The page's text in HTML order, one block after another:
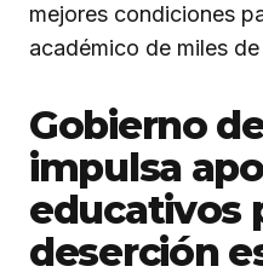
mejores condiciones
académico de miles
Gobierno
impulsa
educativos
deserción